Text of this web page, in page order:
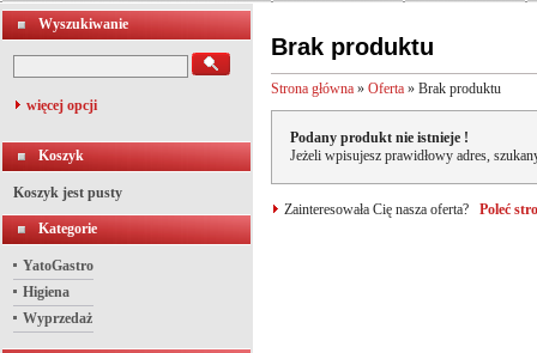
Wyszukiwanie
więcej opcji
Koszyk
Koszyk jest pusty
Kategorie
YatoGastro
Higiena
Wyprzedaż
Brak produktu
Strona główna » Oferta » Brak produktu
Podany produkt nie istnieje !
Jeżeli wpisujesz prawidłowy adres,
Zainteresowała Cię nasza oferta? Poleć